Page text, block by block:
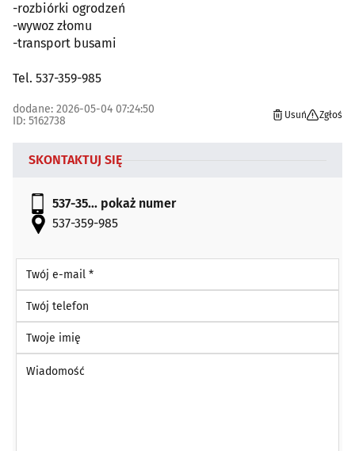
-rozbiórki ogrodzeń
-wywoz złomu
-transport busami
Tel. 537-359-985
dodane: 2026-05-04 07:24:50
ID: 5162738
Usuń Zgłoś
SKONTAKTUJ SIĘ
537-35... pokaż numer
537-359-985